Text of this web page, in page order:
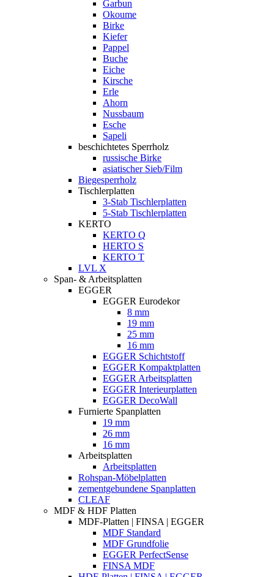
Garbun
Okoume
Birke
Kiefer
Pappel
Buche
Eiche
Kirsche
Erle
Ahorn
Nussbaum
Esche
Sapeli
beschichtetes Sperrholz
russische Birke
asiatischer Sieb/Film
Biegesperrholz
Tischlerplatten
3-Stab Tischlerplatten
5-Stab Tischlerplatten
KERTO
KERTO Q
HERTO S
KERTO T
LVL X
Span- & Arbeitsplatten
EGGER
EGGER Eurodekor
8 mm
19 mm
25 mm
16 mm
EGGER Schichtstoff
EGGER Kompaktplatten
EGGER Arbeitsplatten
EGGER Interieurplatten
EGGER DecoWall
Furnierte Spanplatten
19 mm
26 mm
16 mm
Arbeitsplatten
Arbeitsplatten
Rohspan-Möbelplatten
zementgebundene Spanplatten
CLEAF
MDF & HDF Platten
MDF-Platten | FINSA | EGGER
MDF Standard
MDF Grundfolie
EGGER PerfectSense
FINSA MDF